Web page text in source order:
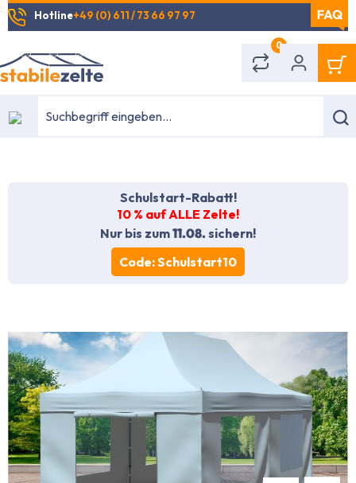
springen
Hotline+49 (0) 611 / 73 66 97 97
0
Schulstart-Rabatt!
10 % auf ALLE Zelte!
Nur bis zum11.08.sichern!
Code: Schulstart10